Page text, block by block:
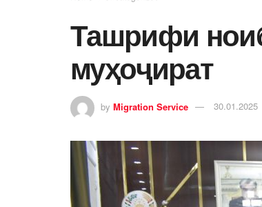
Ташрифи
муҳоҷират
by Migration Service 30.01.2025